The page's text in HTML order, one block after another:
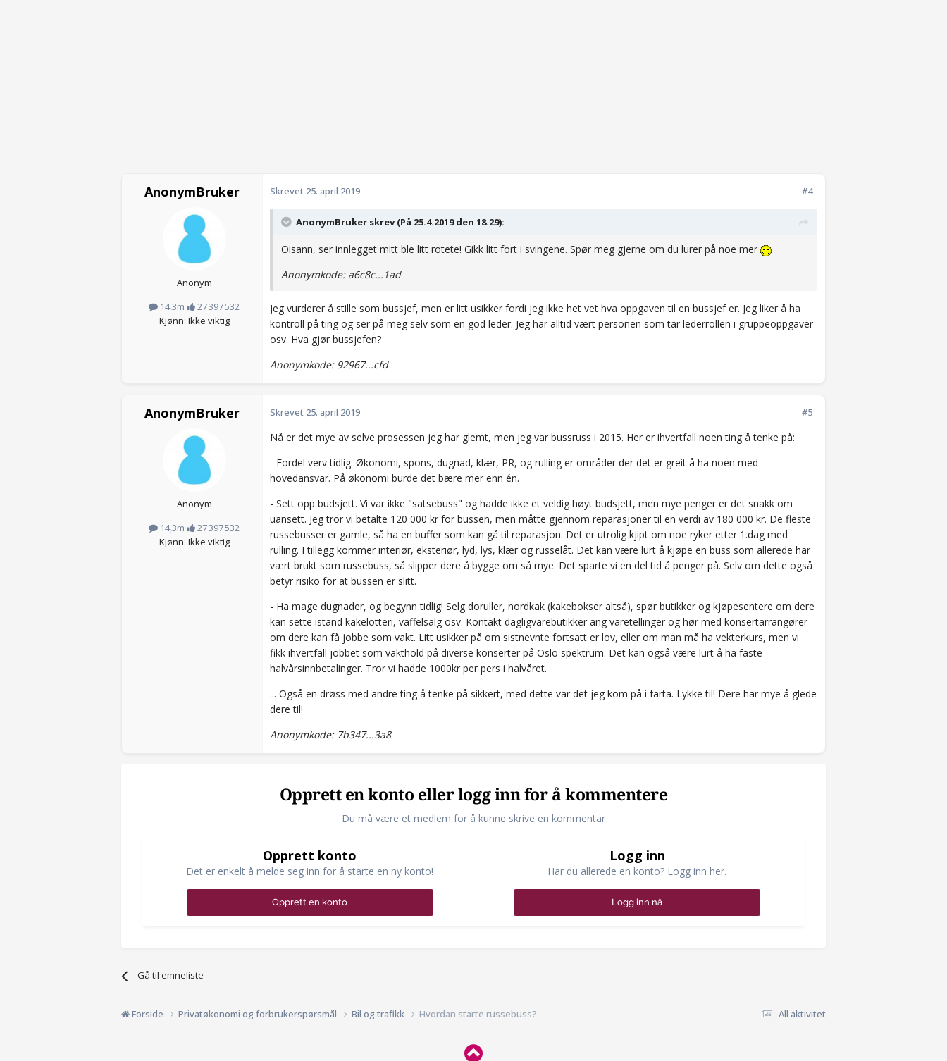
AnonymBruker
Anonym
14,3m
27 397 532
Kjønn: Ikke viktig
#4
Skrevet 25. april 2019
AnonymBruker skrev (På 25.4.2019 den 18.29):
Oisann, ser innlegget mitt ble litt rotete! Gikk litt fort i svingene. Spør meg gjerne om du lurer på noe mer
Anonymkode: a6c8c...1ad
Jeg vurderer å stille som bussjef, men er litt usikker fordi jeg ikke het vet hva oppgaven til en bussjef er. Jeg liker å ha
kontroll på ting og ser på meg selv som en god leder. Jeg har alltid vært personen som tar lederrollen i gruppeoppgaver
osv. Hva gjør bussjefen?
Anonymkode: 92967...cfd
AnonymBruker
Anonym
14,3m
27 397 532
Kjønn: Ikke viktig
#5
Skrevet 25. april 2019
Nå er det mye av selve prosessen jeg har glemt, men jeg var bussruss i 2015. Her er ihvertfall noen ting å tenke på:
- Fordel verv tidlig. Økonomi, spons, dugnad, klær, PR, og rulling er områder der det er greit å ha noen med
hovedansvar. På økonomi burde det bære mer enn én.
- Sett opp budsjett. Vi var ikke "satsebuss" og hadde ikke et veldig høyt budsjett, men mye penger er det snakk om
uansett. Jeg tror vi betalte 120 000 kr for bussen, men måtte gjennom reparasjoner til en verdi av 180 000 kr. De fleste
russebusser er gamle, så ha en buffer som kan gå til reparasjon. Det er utrolig kjipt om noe ryker etter 1.dag med
rulling. I tillegg kommer interiør, eksteriør, lyd, lys, klær og russelåt. Det kan være lurt å kjøpe en buss som allerede har
vært brukt som russebuss, så slipper dere å bygge om så mye. Det sparte vi en del tid å penger på. Selv om dette også
betyr risiko for at bussen er slitt.
- Ha mage dugnader, og begynn tidlig! Selg doruller, nordkak (kakebokser altså), spør butikker og kjøpesentere om dere
kan sette istand kakelotteri, vaffelsalg osv. Kontakt dagligvarebutikker ang varetellinger og hør med konsertarrangører
om dere kan få jobbe som vakt. Litt usikker på om sistnevnte fortsatt er lov, eller om man må ha vekterkurs, men vi
fikk ihvertfall jobbet som vakthold på diverse konserter på Oslo spektrum. Det kan også være lurt å ha faste
halvårsinnbetalinger. Tror vi hadde 1000kr per pers i halvåret.
... Også en drøss med andre ting å tenke på sikkert, med dette var det jeg kom på i farta. Lykke til! Dere har mye å glede
dere til!
Anonymkode: 7b347...3a8
Opprett en konto eller logg inn for å kommentere
Du må være et medlem for å kunne skrive en kommentar
Opprett konto
Det er enkelt å melde seg inn for å starte en ny konto!
Opprett en konto
Logg inn
Har du allerede en konto? Logg inn her.
Logg inn nå
Gå til emneliste
All aktivitet
Forside Privatøkonomi og forbrukerspørsmål Bil og trafikk Hvordan starte russebuss?